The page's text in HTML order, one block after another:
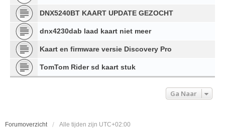
DNX5240BT KAART UPDATE GEZOCHT
dnx4230dab laad kaart niet meer
Kaart en firmware versie Discovery Pro
TomTom Rider sd kaart stuk
Ga Naar
Forumoverzicht Alle tijden zijn UTC+02:00